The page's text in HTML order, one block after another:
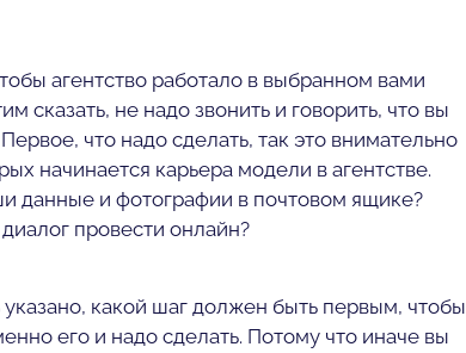
агентство работало в выбранном вами
сказать, не надо звонить и говорить, что вы
что надо сделать, так это внимательно
начинается карьера модели в агентстве.
данные и фотографии в почтовом ящике?
провести онлайн?
какой шаг должен быть первым, чтобы
его и надо сделать. Потому что иначе вы